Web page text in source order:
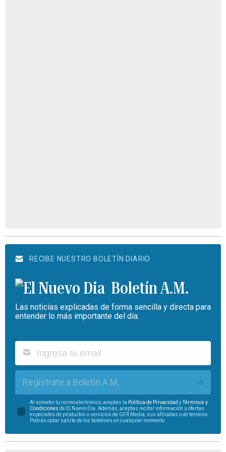
RECIBE NUESTRO BOLETÍN DIARIO
Boletín A.M.
Las noticias explicadas de forma sencilla y directa para
entender lo más importante del día.
Regístrate a Boletín A.M.
Al someter tu correo electrónico, aceptas la Política de Privacidad yTérminos y
Condiciones de El Nuevo Día. Además, aceptas recibir información u ofertas
especiales de productos o servicios de GFR Media, sus afiliadas o de terceros.
Podrás optar salirte de los boletines en cualquier momento.